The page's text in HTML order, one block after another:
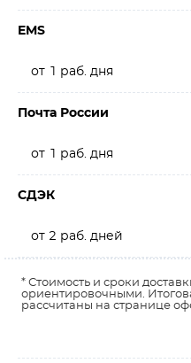
EMS
от 1 раб. дня
Почта России
от 1 раб. дня
СДЭК
от 2 раб. дней
* Стоимость и сроки
ориентировочными.
рассчитаны на странице